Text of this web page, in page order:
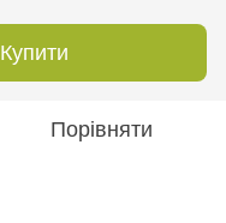
Купити
Порівняти